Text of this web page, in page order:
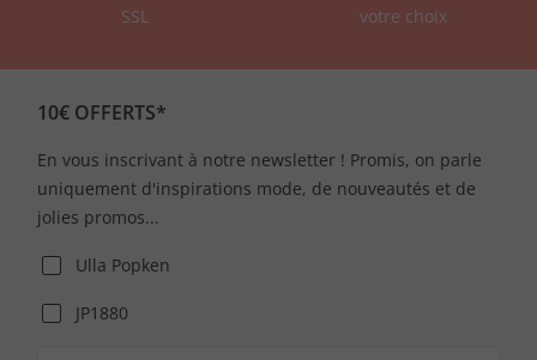
SSL
votre choix
10€ OFFERTS*
En vous inscrivant à notre newsletter ! Promis, on parle
uniquement d'inspirations mode, de nouveautés et de
jolies promos...
Ulla Popken
JP1880